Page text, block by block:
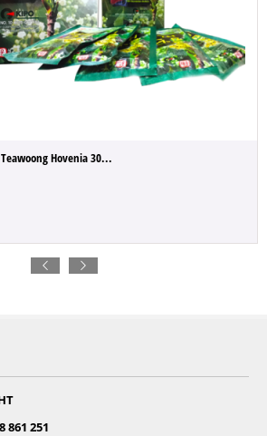
30...
861 251